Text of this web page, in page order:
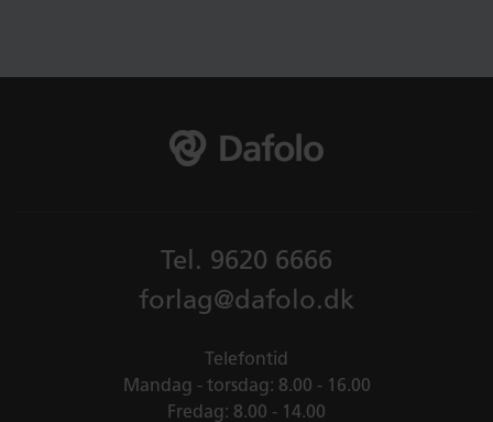
Tel. 9620 6666
forlag@dafolo.dk
Telefontid
Mandag - torsdag: 8.00 - 16.00
Fredag: 8.00 - 14.00